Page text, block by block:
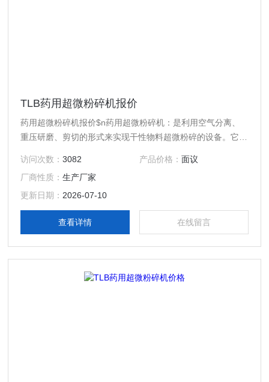
TLB药用超微粉碎机报价
药用超微粉碎机报价$n药用超微粉碎机：是利用空气分离、
重压研磨、剪切的形式来实现干性物料超微粉碎的设备。它由
访问次数：3082 产品价格： 面议
厂商性质：生产厂家
更新日期： 2026-07-10
查看详情 在线留言